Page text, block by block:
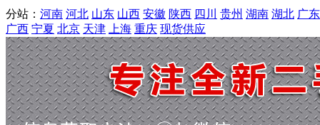
分站： 河南 河北 山东 山西 安徽 陕西 四川 贵州 湖南 湖北 广东
广西 宁夏 北京 天津 上海 重庆 现货供应